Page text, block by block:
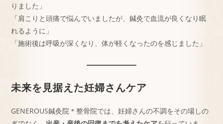
りました」
「肩こりと頭痛で悩んでいましたが、鍼灸で血流が良くなり眠
れるように」
「施術後は呼吸が深くなり、体が軽くなったのを感じました」
未来を見据えた妊婦さんケア
GENEROUS鍼灸院＊整骨院では、妊婦さんの不調をその場しの